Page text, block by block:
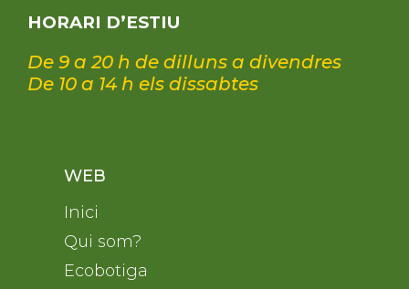
HORARI D’ESTIU
De 9 a 20 h de dilluns a divendres
De 10 a 14 h els dissabtes
WEB
Inici
Qui som?
Ecobotiga